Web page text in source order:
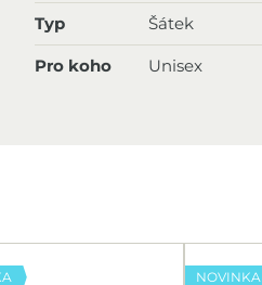
Typ Šátek
Pro koho Unisex
NOVINKA